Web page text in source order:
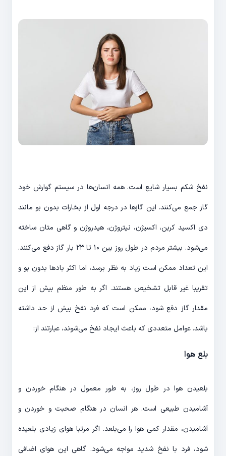
نفخ شکم بسیار شایع است. همه انسان­‌ها در سیستم گوارش خود
گاز جمع می‌­کنند. این گازها در درجه اول از بخارات بدون بو مانند
دی اکسید کربن، اکسیژن، نیتروژن، هیدروژن و گاهی متان ساخته
می­‌شود. بیشتر مردم در طول روز بین ۱۰ تا ۲۳ بار گاز دفع می­‌کنند.
این تعداد ممکن است زیاد به نظر برسد، اما اکثر بادها بدون بو و
تقریبا غیر قابل تشخیص هستند. اگر به طور منظم بیش از این
مقدار گاز دفع شود، ممکن است که فرد نفخ بیش از حد داشته
باشد. عوامل متعددی که باعث ایجاد نفخ می­‌شوند، عبارتند از:
بلع هوا
بلعیدن هوا در طول روز، به طور معمول در هنگام خوردن و
آشامیدن طبیعی است. هر انسان در هنگام صحبت و خوردن و
آشامیدن، مقدار کمی هوا را می­‌بلعد. اگر مرتبا هوای زیادی بلعیده
شود، فرد با نفخ شدید مواجه می­‌شود. گاهی این هوای اضافی